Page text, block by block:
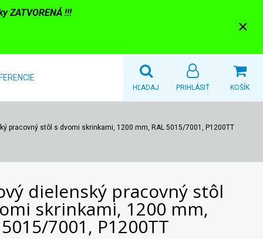
ZATVORENÁ !!!
×
KOŠÍK
PRIHLÁSIŤ
HĽADAJ
pracovný stôl s dvomi skrinkami, 1200 mm, RAL 5015/7001, P1200TT
dielenský pracovný stôl
skrinkami, 1200 mm,
7001, P1200TT